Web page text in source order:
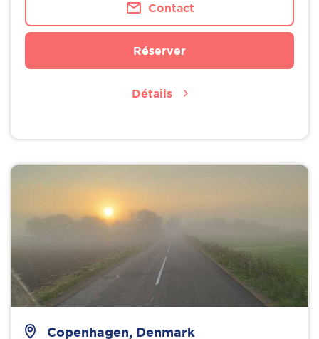
Contact
Réserver
Détails
Copenhagen, Denmark